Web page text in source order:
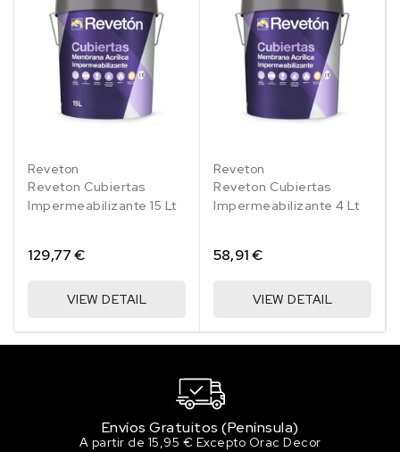
001
039
017
Reveton
Reveton Cubiertas
Impermeabilizante 15 Lt
129,77 €
VIEW DETAIL
001
039
017
Reveton
Reveton Cubiertas
Impermeabilizante 4 Lt
58,91 €
VIEW DETAIL
Envíos Gratuitos (Península)
A partir de 15,95 € Excepto Orac Decor